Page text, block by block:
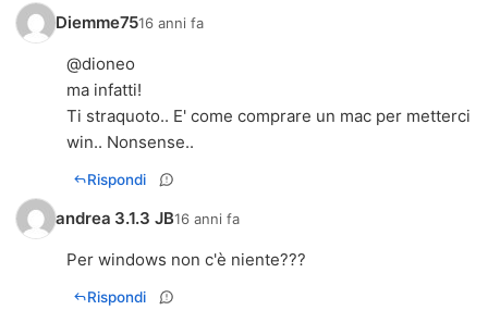
Diemme7516 anni fa
@dioneo
ma infatti!
Ti straquoto.. E' come comprare un mac per metterci
win.. Nonsense..
Rispondi
andrea 3.1.3 JB16 anni fa
Per windows non c'è niente???
Rispondi